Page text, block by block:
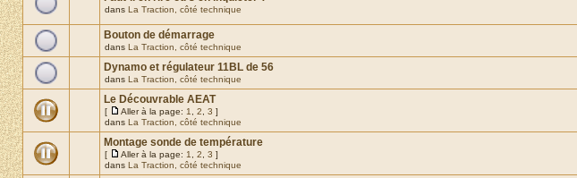
dans La Traction, côté technique
Bouton de démarrage
dans La Traction, côté technique
Dynamo et régulateur 11BL de 56
dans La Traction, côté technique
Le Découvrable AEAT
[ Aller à la page: 1 2 3 ]
dans La Traction, côté technique
Montage sonde de température
[ Aller à la page: 1 2 3 ]
dans La Traction, côté technique